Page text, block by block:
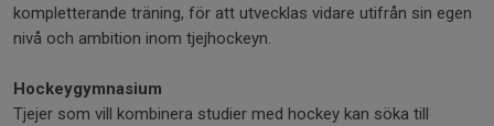
kompletterande träning, för att utvecklas vidare utifrån sin egen
nivå och ambition inom tjejhockeyn.
Hockeygymnasium
Tjejer som vill kombinera studier med hockey kan söka till